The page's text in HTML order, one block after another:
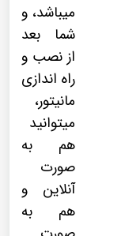
میباشد، و
شما بعد
از نصب و
راه اندازی
مانیتور،
میتوانید
هم به
صورت
آنلاین و
هم به